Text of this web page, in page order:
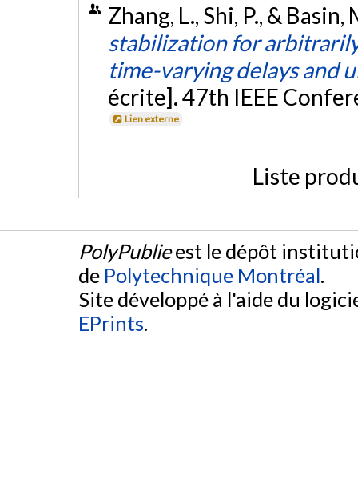
Zhang, L., Shi, P., &
stabilization for
time-varying delays and
écrite]. 47th IEEE
Lien externe
Liste
PolyPublieest le dépôt
de Polytechnique Montréal.
Site développé à l'aide du
EPrints.